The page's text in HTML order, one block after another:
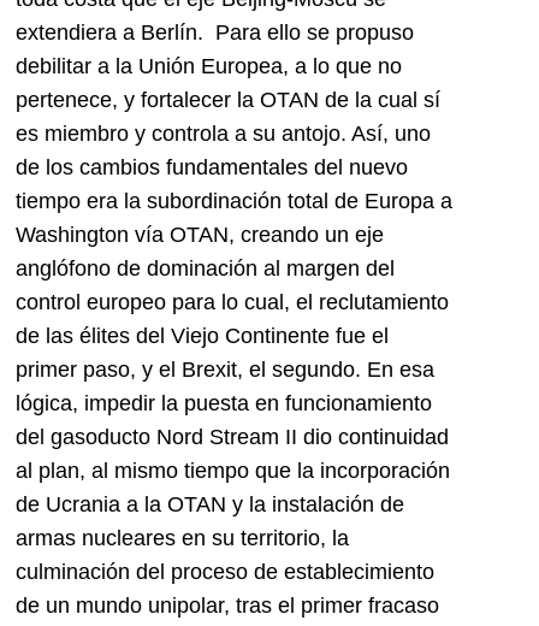
extendiera a Berlín. Para ello se propuso
debilitar a la Unión Europea, a lo que no
pertenece, y fortalecer la OTAN de la cual sí
es miembro y controla a su antojo. Así, uno
de los cambios fundamentales del nuevo
tiempo era la subordinación total de Europa a
Washington vía OTAN, creando un eje
anglófono de dominación al margen del
control europeo para lo cual, el reclutamiento
de las élites del Viejo Continente fue el
primer paso, y el Brexit, el segundo. En esa
lógica, impedir la puesta en funcionamiento
del gasoducto Nord Stream II dio continuidad
al plan, al mismo tiempo que la incorporación
de Ucrania a la OTAN y la instalación de
armas nucleares en su territorio, la
culminación del proceso de establecimiento
de un mundo unipolar, tras el primer fracaso